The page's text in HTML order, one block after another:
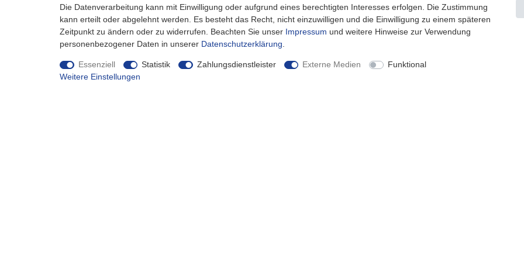
6-14 mm
ab 135,99 € *
Die Datenverarbeitung kann mit Einwilligung oder aufgrund eines berechtigten Interesses erfolgen. Die Zustimmung
kann erteilt oder abgelehnt werden. Es besteht das Recht, nicht einzuwilligen und die Einwilligung zu einem späteren
Zeitpunkt zu ändern oder zu widerrufen. Beachten Sie unser Impressum und weitere Hinweise zur Verwendung
personenbezogener Daten in unserer Daten­schutz­erklärung
Essenziell Statistik Zahlungsdienstleister Externe Medien
Funktional
Weitere Einstellungen